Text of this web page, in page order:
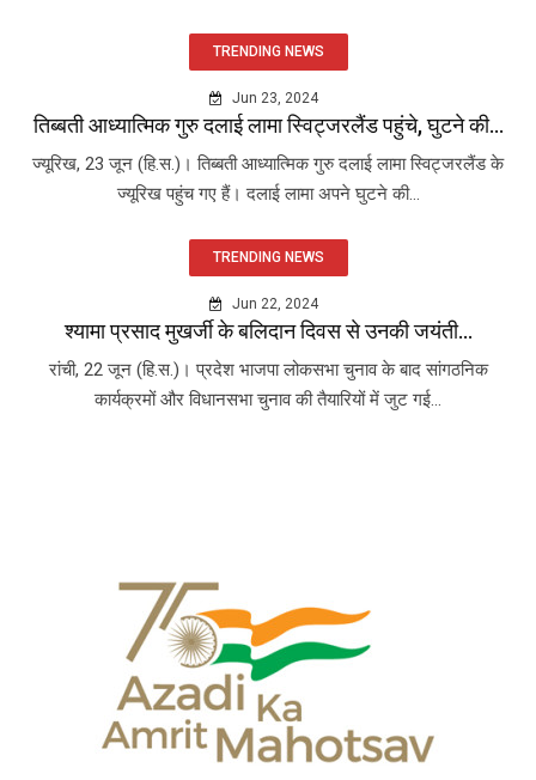
TRENDING NEWS
Jun 23, 2024
तिब्बती आध्यात्मिक गुरु दलाई लामा स्विट्जरलैंड पहुंचे, घुटने की...
ज्यूरिख, 23 जून (हि.स.)। तिब्बती आध्यात्मिक गुरु दलाई लामा स्विट्जरलैंड के
ज्यूरिख पहुंच गए हैं। दलाई लामा अपने घुटने की...
TRENDING NEWS
Jun 22, 2024
श्यामा प्रसाद मुखर्जी के बलिदान दिवस से उनकी जयंती...
रांची, 22 जून (हि.स.)। प्रदेश भाजपा लोकसभा चुनाव के बाद सांगठनिक
कार्यक्रमों और विधानसभा चुनाव की तैयारियों में जुट गई...